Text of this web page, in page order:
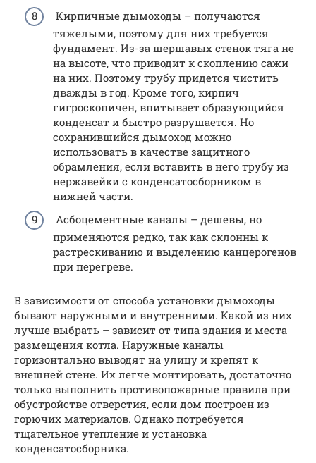
Кирпичные дымоходы – получаются
тяжелыми, поэтому для них требуется
фундамент. Из-за шершавых стенок тяга не
на высоте, что приводит к скоплению сажи
на них. Поэтому трубу придется чистить
дважды в год. Кроме того, кирпич
гигроскопичен, впитывает образующийся
конденсат и быстро разрушается. Но
сохранившийся дымоход можно
использовать в качестве защитного
обрамления, если вставить в него трубу из
нержавейки с конденсатосборником в
нижней части.
Асбоцементные каналы – дешевы, но
применяются редко, так как склонны к
растрескиванию и выделению канцерогенов
при перегреве.
В зависимости от способа установки дымоходы
бывают наружными и внутренними. Какой из них
лучше выбрать – зависит от типа здания и места
размещения котла. Наружные каналы
горизонтально выводят на улицу и крепят к
внешней стене. Их легче монтировать, достаточно
только выполнить противопожарные правила при
обустройстве отверстия, если дом построен из
горючих материалов. Однако потребуется
тщательное утепление и установка
конденсатосборника.